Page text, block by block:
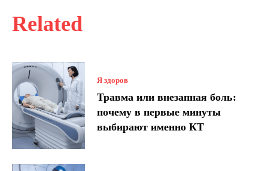
Related
Я здоров
Травма или внезапная боль:
почему в первые минуты
выбирают именно КТ